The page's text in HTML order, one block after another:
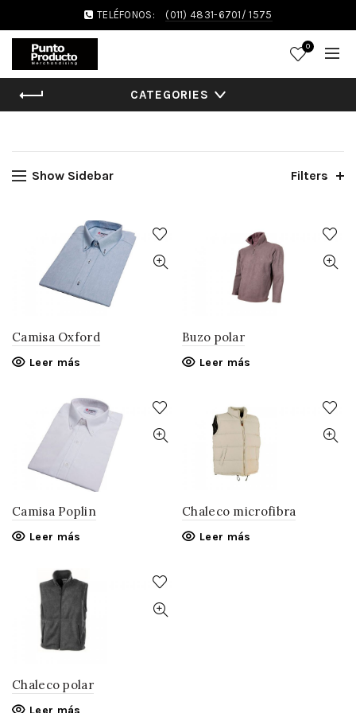
TELÉFONOS: (011) 4831-6701/ 1575
0
CATEGORIES
Show Sidebar Filters
Camisa Oxford
Leer más
Buzo polar
Leer más
Camisa Poplin
Leer más
Chaleco microfibra
Leer más
Chaleco polar